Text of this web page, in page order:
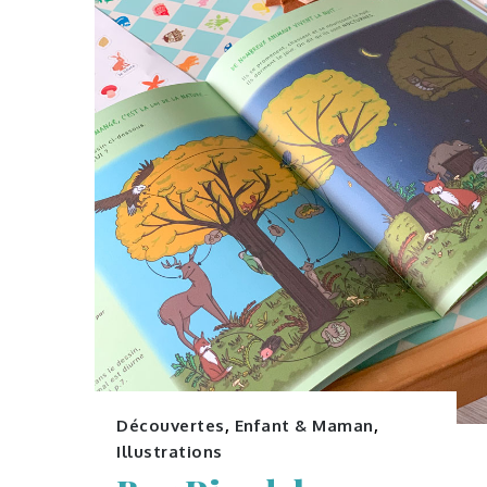
Découvertes, Enfant & Maman,
Illustrations